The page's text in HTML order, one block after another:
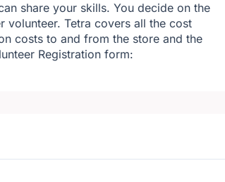
share your skills. You decide on the
Tetra covers all the cost
costs to and from the store and the
Registration form: